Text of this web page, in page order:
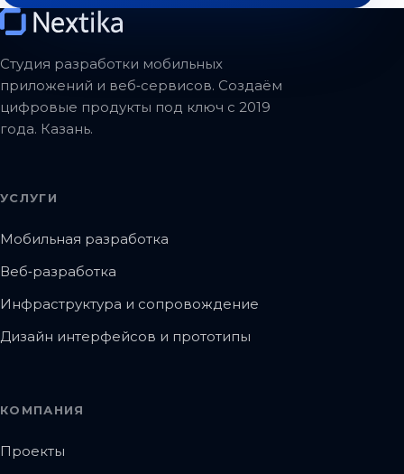
Студия разработки мобильных
приложений и веб‑сервисов. Создаём
цифровые продукты под ключ с 2019
года. Казань.
УСЛУГИ
Мобильная разработка
Веб‑разработка
Инфраструктура и сопровождение
Дизайн интерфейсов и прототипы
КОМПАНИЯ
Проекты